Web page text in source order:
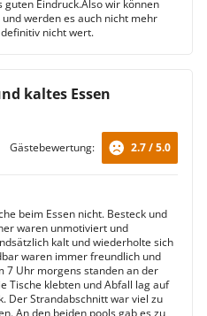
Eindruck.Also wir können
werden es auch nicht mehr
nicht wert.
kaltes Essen
Gästebewertung: 2.7 / 5.0
beim Essen nicht. Besteck und
waren unmotiviert und
kalt und wiederholte sich
waren immer freundlich und
7 Uhr morgens standen an der
Tische klebten und Abfall lag auf
Der Strandabschnitt war viel zu
An den beiden pools gab es zu